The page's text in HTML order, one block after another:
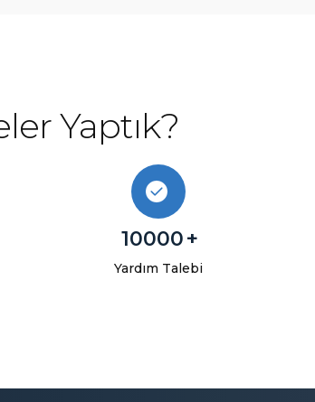
Yaptık?
10000+
Yardım Talebi